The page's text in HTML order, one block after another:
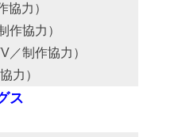
協力）
作協力）
／制作協力）
力）
ス